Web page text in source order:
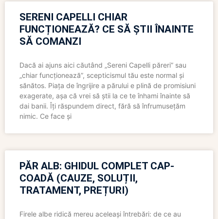
SERENI CAPELLI CHIAR
FUNCȚIONEAZĂ? CE SĂ ȘTII ÎNAINTE
SĂ COMANZI
Dacă ai ajuns aici căutând „Sereni Capelli păreri” sau
„chiar funcționează”, scepticismul tău este normal și
sănătos. Piața de îngrijire a părului e plină de promisiuni
exagerate, așa că vrei să știi la ce te înhami înainte să
dai banii. Îți răspundem direct, fără să înfrumusețăm
nimic. Ce face și
PĂR ALB: GHIDUL COMPLET CAP-
COADĂ (CAUZE, SOLUȚII,
TRATAMENT, PREȚURI)
Firele albe ridică mereu aceleași întrebări: de ce au